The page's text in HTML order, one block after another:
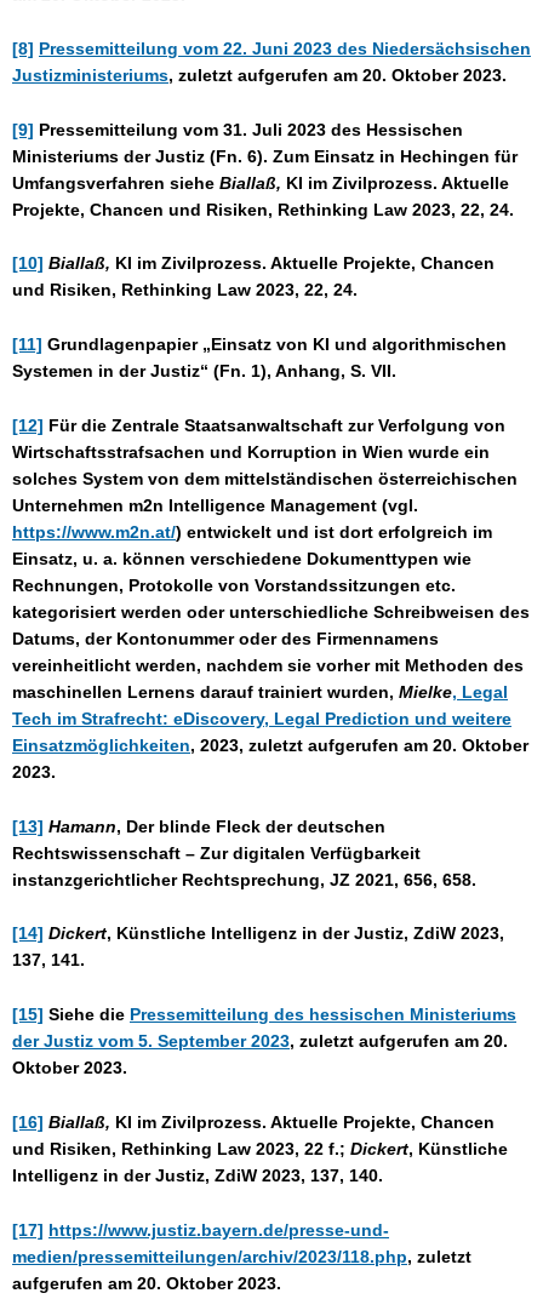
[8]
Pressemitteilung vom 22. Juni 2023 des Niedersächsischen
Justizministeriums, zuletzt aufgerufen am 20. Oktober 2023.
[9] Pressemitteilung vom 31. Juli 2023 des Hessischen
Ministeriums der Justiz (Fn. 6). Zum Einsatz in Hechingen für
Umfangsverfahren siehe Biallaß, KI im Zivilprozess. Aktuelle
Projekte, Chancen und Risiken, Rethinking Law 2023, 22, 24.
[10] Biallaß, KI im Zivilprozess. Aktuelle Projekte, Chancen
und Risiken, Rethinking Law 2023, 22, 24.
[11] Grundlagenpapier „Einsatz von KI und algorithmischen
Systemen in der Justiz“ (Fn. 1), Anhang, S. VII.
[12]
Für die Zentrale Staatsanwaltschaft zur Verfolgung von
Wirtschaftsstrafsachen und Korruption in Wien wurde ein
solches System von dem mittelständischen österreichischen
Unternehmen m2n Intelligence Management (vgl.
https://www.m2n.at/) entwickelt und ist dort erfolgreich im
Einsatz, u. a. können verschiedene Dokumenttypen wie
Rechnungen, Protokolle von Vorstandssitzungen etc.
kategorisiert werden oder unterschiedliche Schreibweisen des
Datums, der Kontonummer oder des Firmennamens
vereinheitlicht werden, nachdem sie vorher mit Methoden des
maschinellen Lernens darauf trainiert wurden, Mielke, Legal
Tech im Strafrecht: eDiscovery, Legal Prediction und weitere
Einsatzmöglichkeiten, 2023, zuletzt aufgerufen am 20. Oktober
2023.
[13] Hamann, Der blinde Fleck der deutschen
Rechtswissenschaft – Zur digitalen Verfügbarkeit
instanzgerichtlicher Rechtsprechung, JZ 2021, 656, 658.
[14] Dickert, Künstliche Intelligenz in der Justiz, ZdiW 2023,
137, 141.
[15] Siehe die Pressemitteilung des hessischen Ministeriums
der Justiz vom 5. September 2023, zuletzt aufgerufen am 20.
Oktober 2023.
[16] Biallaß, KI im Zivilprozess. Aktuelle Projekte, Chancen
und Risiken, Rethinking Law 2023, 22 f.; Dickert, Künstliche
Intelligenz in der Justiz, ZdiW 2023, 137, 140.
[17] https://www.justiz.bayern.de/presse-und-
medien/pressemitteilungen/archiv/2023/118.php, zuletzt
aufgerufen am 20. Oktober 2023.